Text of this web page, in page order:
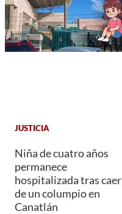
JUSTICIA
Niña de cuatro años
permanece
hospitalizada tras caer
de un columpio en
Canatlán